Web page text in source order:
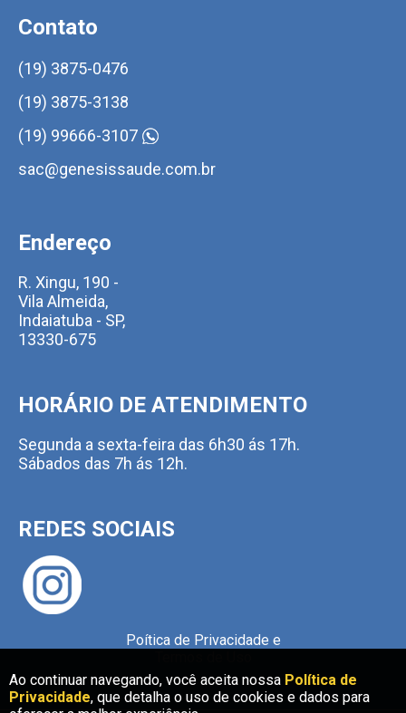
Ao continuar navegando, você aceita nossa Política de
Privacidade, que detalha o uso de cookies e dados para
Ao continuar navegando, você aceita nossa Política de
Privacidade, que detalha o uso de cookies e dados para
Contato
(19) 3875-0476
(19) 3875-3138
(19) 99666-3107
sac@genesissaude.com.br
Endereço
R. Xingu, 190 -
Vila Almeida,
Indaiatuba - SP,
13330-675
HORÁRIO DE ATENDIMENTO
Segunda a sexta-feira das 6h30 ás 17h.
Sábados das 7h ás 12h.
REDES SOCIAIS
Poítica de Privacidade e